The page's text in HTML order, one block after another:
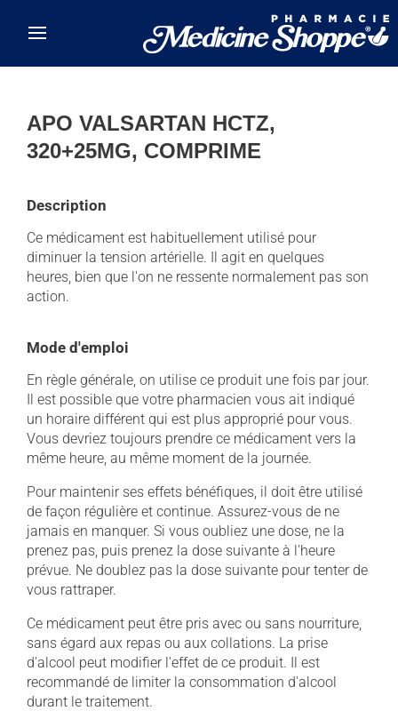
APO VALSARTAN HCTZ,
320+25MG, COMPRIME
Description
Ce médicament est habituellement utilisé pour
diminuer la tension artérielle. Il agit en quelques
heures, bien que l'on ne ressente normalement pas son
action.
Mode d'emploi
En règle générale, on utilise ce produit une fois par jour.
Il est possible que votre pharmacien vous ait indiqué
un horaire différent qui est plus approprié pour vous.
Vous devriez toujours prendre ce médicament vers la
même heure, au même moment de la journée.
Pour maintenir ses effets bénéfiques, il doit être utilisé
de façon régulière et continue. Assurez-vous de ne
jamais en manquer. Si vous oubliez une dose, ne la
prenez pas, puis prenez la dose suivante à l'heure
prévue. Ne doublez pas la dose suivante pour tenter de
vous rattraper.
Ce médicament peut être pris avec ou sans nourriture,
sans égard aux repas ou aux collations. La prise
d'alcool peut modifier l'effet de ce produit. Il est
recommandé de limiter la consommation d'alcool
durant le traitement.